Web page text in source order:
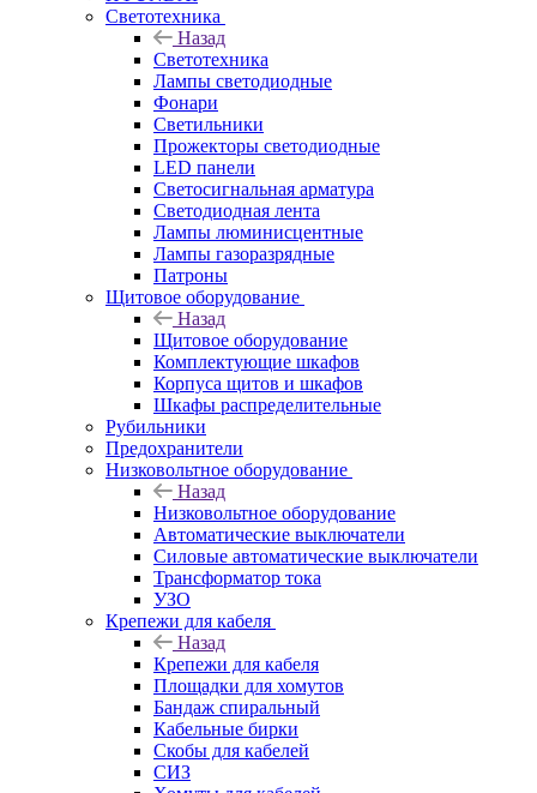
Светотехника
Назад
Светотехника
Лампы светодиодные
Фонари
Светильники
Прожекторы светодиодные
LED панели
Светосигнальная арматура
Светодиодная лента
Лампы люминисцентные
Лампы газоразрядные
Патроны
Щитовое оборудование
Назад
Щитовое оборудование
Комплектующие шкафов
Корпуса щитов и шкафов
Шкафы распределительные
Рубильники
Предохранители
Низковольтное оборудование
Назад
Низковольтное оборудование
Автоматические выключатели
Силовые автоматические выключатели
Трансформатор тока
УЗО
Крепежи для кабеля
Назад
Крепежи для кабеля
Площадки для хомутов
Бандаж спиральный
Кабельные бирки
Cкобы для кабелей
СИЗ